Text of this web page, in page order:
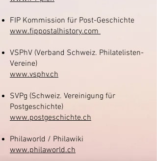
FIP Kommission für Post-Geschichte
www.fippostalhistory.com
VSPhV (Verband Schweiz. Philatelisten-
Vereine)
www.vsphv.ch
SVPg (Schweiz. Vereinigung für
Postgeschichte)
www.postgeschichte.ch
Philaworld / Philawiki
www.philaworld.ch